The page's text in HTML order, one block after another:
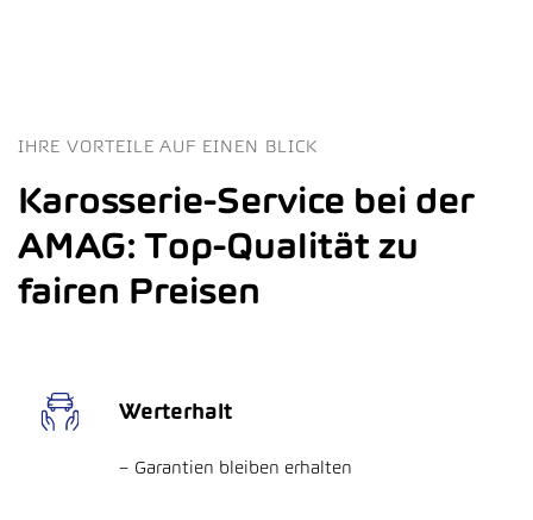
IHRE VORTEILE AUF EINEN BLICK
Karosserie-Service bei der
AMAG: Top-Qualität zu
fairen Preisen
Werterhalt
Garantien bleiben erhalten